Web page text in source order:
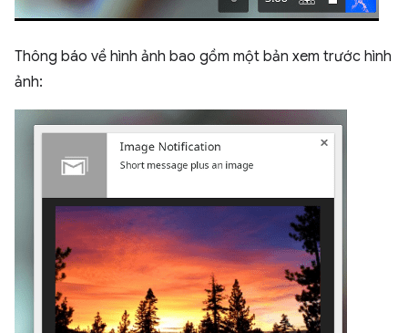
Thông báo về hình ảnh bao gồm một bản xem trước hình
ảnh: